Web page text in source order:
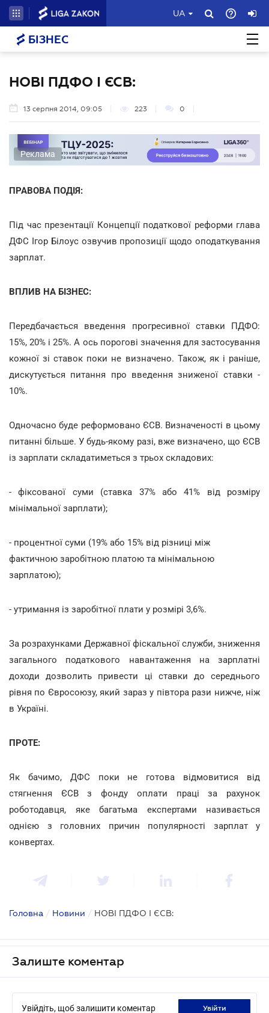
UA
БІЗНЕС
НОВІ ПДФО І ЄСВ:
13 серпня 2014, 09:05 223 0
Реклама
ПРАВОВА ПОДІЯ:
Під час презентації Концепції податкової реформи глава
ДФС Ігор Білоус озвучив пропозиції щодо оподаткування
зарплат.
ВПЛИВ НА БІЗНЕС:
Передбачається введення прогресивної ставки ПДФО:
15%, 20% і 25%. А ось порогові значення для застосування
кожної зі ставок поки не визначено. Також, як і раніше,
дискутується питання про введення зниженої ставки -
10%.
Одночасно буде реформовано ЄСВ. Визначеності в цьому
питанні більше. У будь-якому разі, вже визначено, що ЄСВ
із зарплати складатиметься з трьох складових:
- фіксованої суми (ставка 37% або 41% від розміру
мінімальної зарплати);
- процентної суми (19% або 15% від різниці між
фактичною заробітною платою та мінімальною
зарплатою);
- утримання із заробітної плати у розмірі 3,6%.
За розрахунками Державної фіскальної служби, зниження
загального податкового навантаження на зарплатні
доходи дозволить привести ці ставки до середнього
рівня по Євросоюзу, який зараз у півтора рази нижче, ніж
в Україні.
ПРОТЕ:
Як бачимо, ДФС поки не готова відмовитися від
стягнення ЄСВ з фонду оплати праці за рахунок
роботодавця, яке багатьма експертами називається
однією з головних причин популярності зарплат у
конвертах.
Головна / Новини / НОВІ ПДФО І ЄСВ:
Залиште коментар
Увійдіть, щоб залишити коментар увійти